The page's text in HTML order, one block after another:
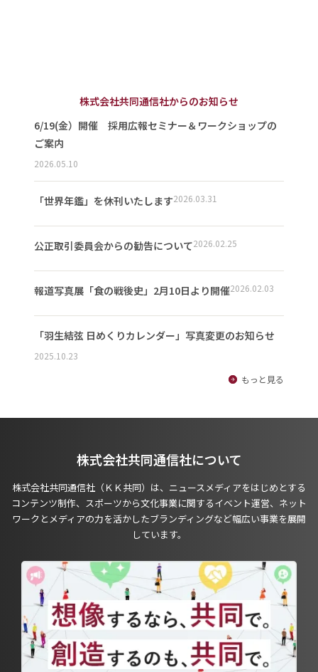
株式会社共同通信社からのお知らせ
6/19(金）開催 採用広報セミナー＆ワークショップの
ご案内
2026.05.10
「世界年鑑」を休刊いたします2026.03.31
公正取引委員会からの勧告について2026.02.25
報道写真展「食の戦後史」2月10日より開催2026.02.03
「羽生結弦 日めくりカレンダー」写真変更のお知らせ
2025.10.23
もっと見る
株式会社共同通信社について
株式会社共同通信社（ＫＫ共同）は、ニュースメディアをはじめとする
コンテンツ制作、スポーツから文化事業に関するイベント運営、ネット
ワークとメディアの力を活かしたブランディングなど幅広い事業を展開
しています。